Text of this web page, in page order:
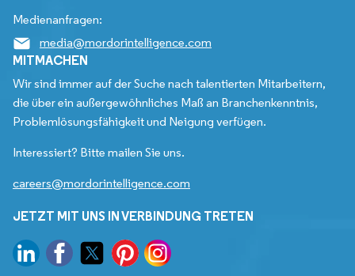
Medienanfragen:
media@mordorintelligence.com
MITMACHEN
Wir sind immer auf der Suche nach talentierten Mitarbeitern,
die über ein außergewöhnliches Maß an Branchenkenntnis,
Problemlösungsfähigkeit und Neigung verfügen.
Interessiert? Bitte mailen Sie uns.
careers@mordorintelligence.com
JETZT MIT UNS IN VERBINDUNG TRETEN